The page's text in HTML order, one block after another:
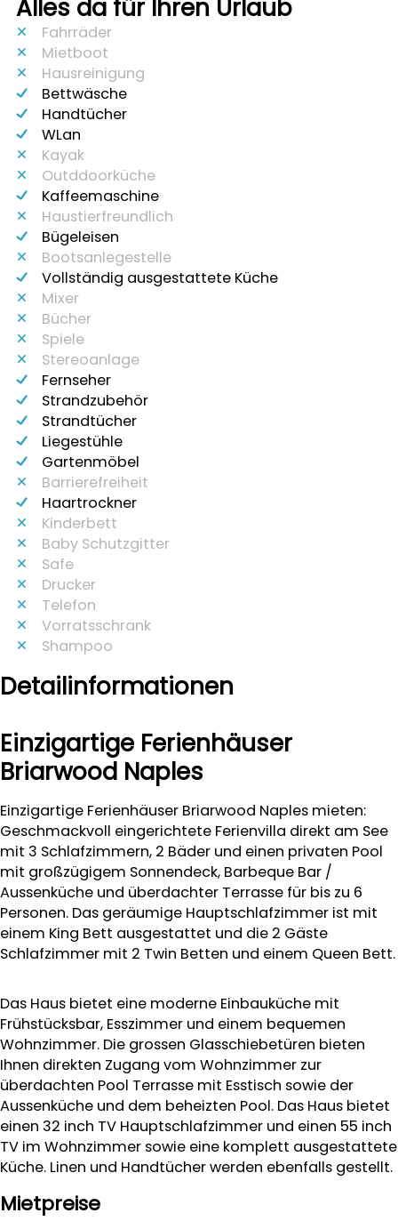
Alles da für Ihren Urlaub
Fahrräder
Mietboot
Hausreinigung
Bettwäsche
Handtücher
WLan
Kayak
Outddoorküche
Kaffeemaschine
Haustierfreundlich
Bügeleisen
Bootsanlegestelle
Vollständig ausgestattete Küche
Mixer
Bücher
Spiele
Stereoanlage
Fernseher
Strandzubehör
Strandtücher
Liegestühle
Gartenmöbel
Barrierefreiheit
Haartrockner
Kinderbett
Baby Schutzgitter
Safe
Drucker
Telefon
Vorratsschrank
Shampoo
Detailinformationen
Einzigartige Ferienhäuser
Briarwood Naples
Einzigartige Ferienhäuser Briarwood Naples mieten:
Geschmackvoll eingerichtete Ferienvilla direkt am See
mit 3 Schlafzimmern, 2 Bäder und einen privaten Pool
mit großzügigem Sonnendeck, Barbeque Bar /
Aussenküche und überdachter Terrasse für bis zu 6
Personen. Das geräumige Hauptschlafzimmer ist mit
einem King Bett ausgestattet und die 2 Gäste
Schlafzimmer mit 2 Twin Betten und einem Queen Bett.
Das Haus bietet eine moderne Einbauküche mit
Frühstücksbar, Esszimmer und einem bequemen
Wohnzimmer. Die grossen Glasschiebetüren bieten
Ihnen direkten Zugang vom Wohnzimmer zur
überdachten Pool Terrasse mit Esstisch sowie der
Aussenküche und dem beheizten Pool. Das Haus bietet
einen 32 inch TV Hauptschlafzimmer und einen 55 inch
TV im Wohnzimmer sowie eine komplett ausgestattete
Küche. Linen und Handtücher werden ebenfalls gestellt.
Mietpreise